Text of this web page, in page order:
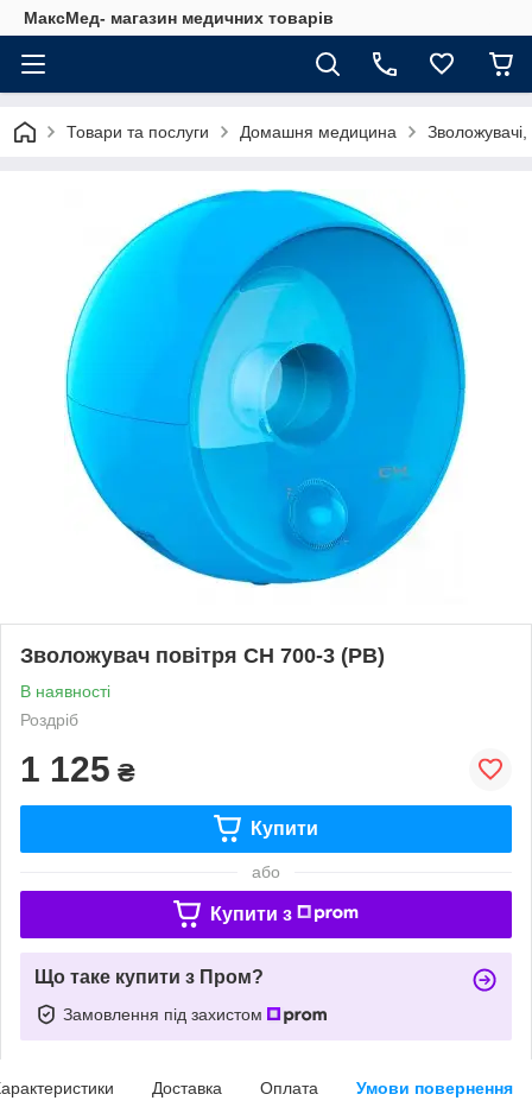
МаксМед- магазин медичних товарів
Товари та послуги Домашня медицина Зволожувачі,
Зволожувач повітря СН 700-3 (РВ)
В наявності
Роздріб
1 125 ₴
Купити
або
Купити з
Що таке купити з Пром?
Замовлення під захистом
Доставка Оплата Умови повернення